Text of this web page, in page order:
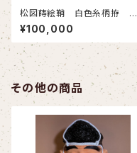
松図蒔絵鞘 白色糸柄拵 大
刀(合金) #510
¥100,000
その他の商品